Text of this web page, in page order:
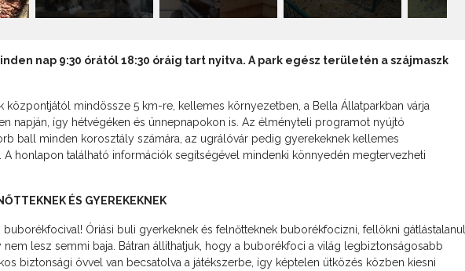
nap 9:30 órától 18:30 óráig tart nyitva. A park egész területén a szájmaszk
központjától mindössze 5 km-re, kellemes környezetben, a Bella Állatparkban várja
napján, így hétvégéken és ünnepnapokon is. Az élményteli programot nyújtó
ball minden korosztály számára, az ugrálóvár pedig gyerekeknek kellemes
A honlapon található információk segítségével mindenki könnyedén megtervezheti
ÉS GYEREKEKNEK
buborékfocival! Óriási buli gyerkeknek és felnőtteknek buborékfocizni, fellökni gátlástalanul
nem lesz semmi baja. Bátran állíthatjuk, hogy a buborékfoci a világ legbiztonságosabb
biztonsági övvel van becsatolva a játékszerbe, így képtelen ütközés közben kiesni